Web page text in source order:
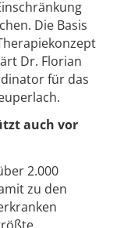
Die Basis
Dr. Florian
für das
auch vor
2.000
zu den